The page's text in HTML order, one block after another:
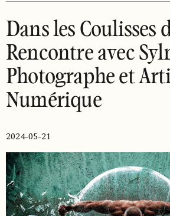
Dans les Coulisses
Rencontre avec
Photographe et
Numérique
2024-05-21